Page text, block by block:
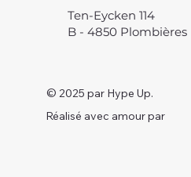
Réalisé avec amour par
Ten-Eycken 114
B - 4850 Plombières
© 2025 par Hype Up.